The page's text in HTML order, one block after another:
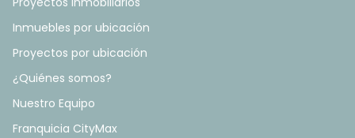
Inmuebles por ubicación
Proyectos por ubicación
¿Quiénes somos?
Nuestro Equipo
Franquicia CityMax